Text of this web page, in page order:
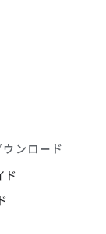
ンロード
ド